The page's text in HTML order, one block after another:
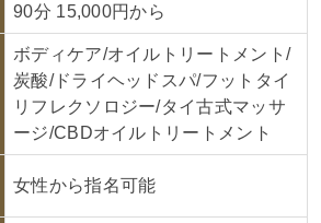
90分 15,000円から
ボディケア/オイルトリートメント/
炭酸/ドライヘッドスパ/フットタイ
リフレクソロジー/タイ古式マッサ
ージ/CBDオイルトリートメント
女性から指名可能